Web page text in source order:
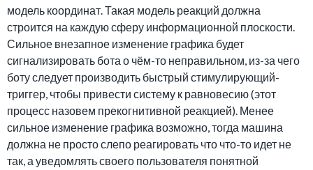
модель координат. Такая модель реакций должна
строится на каждую сферу информационной плоскости.
Сильное внезапное изменение графика будет
сигнализировать бота о чём-то неправильном, из-за чего
боту следует производить быстрый стимулирующий-
триггер, чтобы привести систему к равновесию (этот
процесс назовем прекогнитивной реакцией). Менее
сильное изменение графика возможно, тогда машина
должна не просто слепо реагировать что что-то идет не
так, а уведомлять своего пользователя понятной